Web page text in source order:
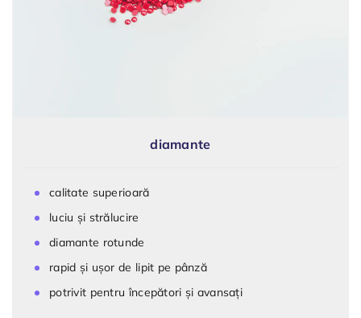
diamante
calitate superioară
luciu și strălucire
diamante rotunde
rapid și ușor de lipit pe pânză
potrivit pentru începători și avansați